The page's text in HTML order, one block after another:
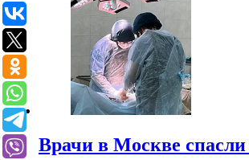
Врачи в Москве